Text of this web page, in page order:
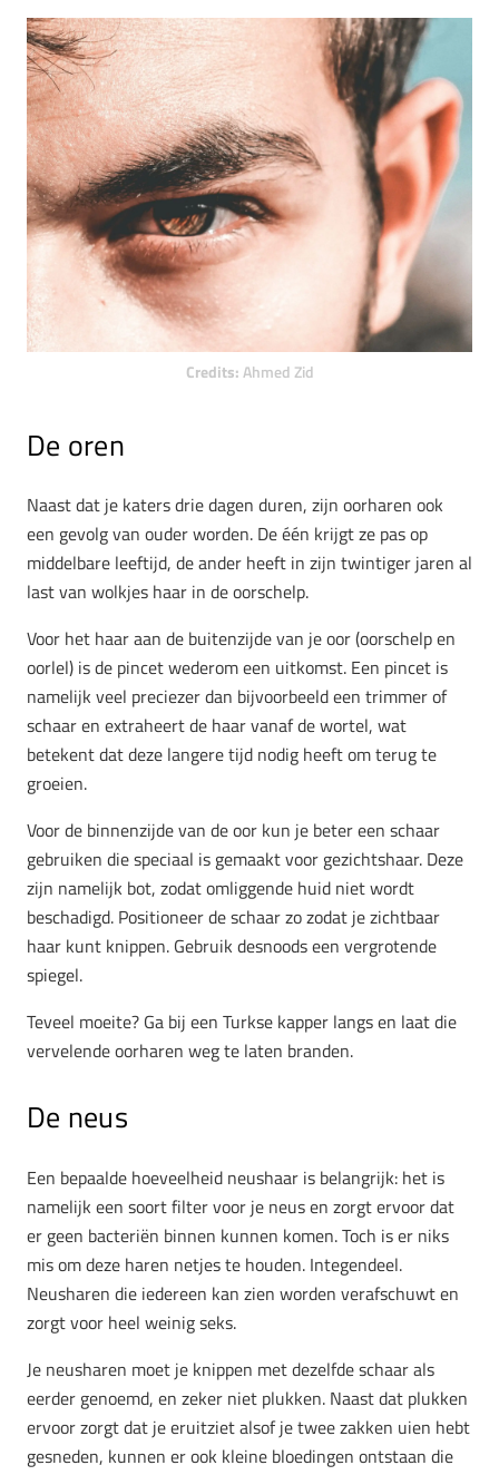
Credits: Ahmed Zid
De oren
Naast dat je katers drie dagen duren, zijn oorharen ook
een gevolg van ouder worden. De één krijgt ze pas op
middelbare leeftijd, de ander heeft in zijn twintiger jaren al
last van wolkjes haar in de oorschelp.
Voor het haar aan de buitenzijde van je oor (oorschelp en
oorlel) is de pincet wederom een uitkomst. Een pincet is
namelijk veel preciezer dan bijvoorbeeld een trimmer of
schaar en extraheert de haar vanaf de wortel, wat
betekent dat deze langere tijd nodig heeft om terug te
groeien.
Voor de binnenzijde van de oor kun je beter een schaar
gebruiken die speciaal is gemaakt voor gezichtshaar. Deze
zijn namelijk bot, zodat omliggende huid niet wordt
beschadigd. Positioneer de schaar zo zodat je zichtbaar
haar kunt knippen. Gebruik desnoods een vergrotende
spiegel.
Teveel moeite? Ga bij een Turkse kapper langs en laat die
vervelende oorharen weg te laten branden.
De neus
Een bepaalde hoeveelheid neushaar is belangrijk: het is
namelijk een soort filter voor je neus en zorgt ervoor dat
er geen bacteriën binnen kunnen komen. Toch is er niks
mis om deze haren netjes te houden. Integendeel.
Neusharen die iedereen kan zien worden verafschuwt en
zorgt voor heel weinig seks.
Je neusharen moet je knippen met dezelfde schaar als
eerder genoemd, en zeker niet plukken. Naast dat plukken
ervoor zorgt dat je eruitziet alsof je twee zakken uien hebt
gesneden, kunnen er ook kleine bloedingen ontstaan die